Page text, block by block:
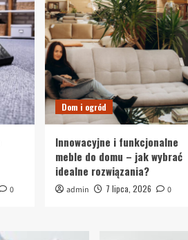
0
Dom i ogród
Innowacyjne i funkcjonalne
meble do domu – jak wybrać
idealne rozwiązania?
admin 7 lipca, 2026 0